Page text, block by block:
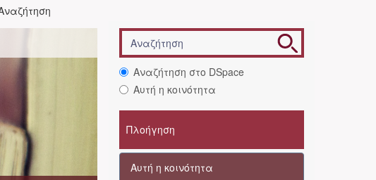
Αναζήτηση στο DSpace
Αυτή η κοινότητα
Πλοήγηση
Αυτή η κοινότητα